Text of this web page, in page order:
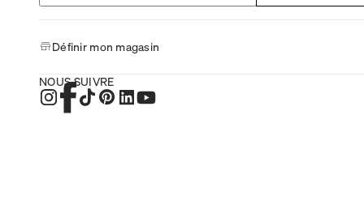
Définir mon magasin
NOUS SUIVRE